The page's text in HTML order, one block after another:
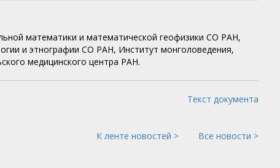
математики и математической геофизики СО РАН,
и этнографии СО РАН, Институт монголоведения,
медицинского центра РАН.
Текст документа
К ленте новостей > Все новости >